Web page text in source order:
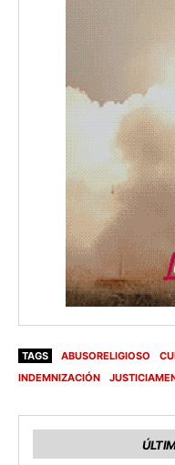
TAGS ABUSORELIGIOSO
INDEMNIZACIÓN